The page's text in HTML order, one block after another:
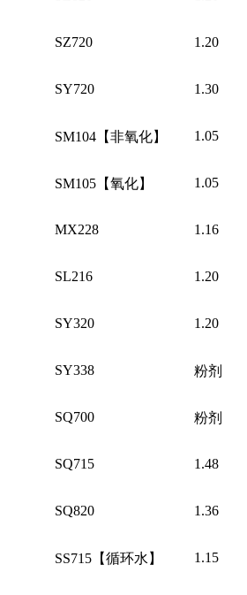
SZ720 1.20
SY720 1.30
SM104 【非氧化】 1.05
SM105 【氧化】 1.05
MX228 1.16
SL216 1.20
SY320 1.20
SY338 粉剂
SQ700 粉剂
SQ715 1.48
SQ820 1.36
SS715 【循环水】 1.15